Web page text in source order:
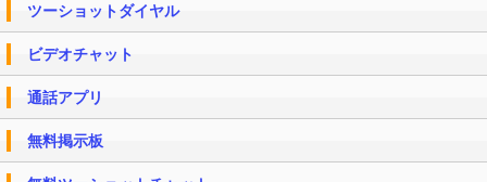
ツーショットダイヤル
ビデオチャット
通話アプリ
無料掲示板